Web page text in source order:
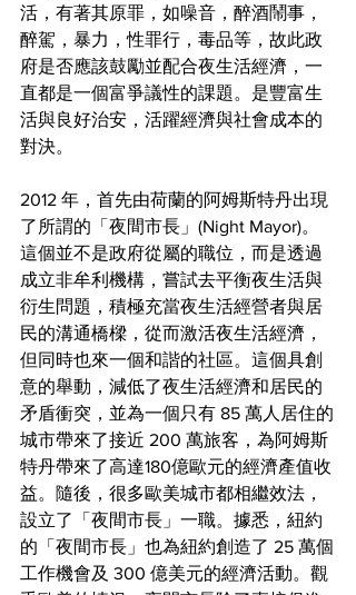
活，有著其原罪，如噪音，醉酒鬧事，
醉駕，暴力，性罪行，毒品等，故此政
府是否應該鼓勵並配合夜生活經濟，一
直都是一個富爭議性的課題。是豐富生
活與良好治安，活躍經濟與社會成本的
對決。
2012 年，首先由荷蘭的阿姆斯特丹出現
了所謂的「夜間市長」(Night Mayor)。
這個並不是政府從屬的職位，而是透過
成立非牟利機構，嘗試去平衡夜生活與
衍生問題，積極充當夜生活經營者與居
民的溝通橋樑，從而激活夜生活經濟，
但同時也來一個和諧的社區。這個具創
意的舉動，減低了夜生活經濟和居民的
矛盾衝突，並為一個只有 85 萬人居住的
城市帶來了接近 200 萬旅客，為阿姆斯
特丹帶來了高達180億歐元的經濟產值收
益。隨後，很多歐美城市都相繼效法，
設立了「夜間市長」一職。據悉，紐約
的「夜間市長」也為紐約創造了 25 萬個
工作機會及 300 億美元的經濟活動。觀